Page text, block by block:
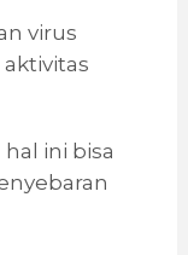
virus
ini bisa